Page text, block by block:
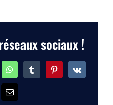
sociaux !
WhatsAppTumblrPinterest
Vk
Email